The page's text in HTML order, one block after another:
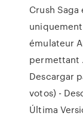
Crush
émulateur
permettant
Descargar
votos) -
Última